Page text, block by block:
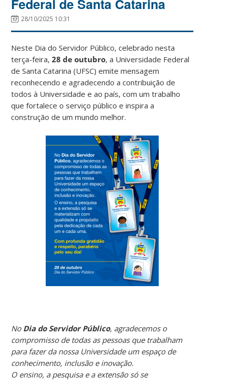
Federal de Santa Catarina
28/10/2025 10:31
Neste Dia do Servidor Público, celebrado nesta
terça-feira,28 de outubro, a Universidade Federal
de Santa Catarina (UFSC) emite mensagem
reconhecendo e agradecendo a contribuição de
todos à Universidade e ao país, com um trabalho
que fortalece o serviço público e inspira a
construção de um mundo melhor.
NoDia do Servidor Público, agradecemos o
compromisso de todas as pessoas que trabalham
para fazer da nossa Universidade um espaço de
conhecimento, inclusão e inovação.
O ensino, a pesquisa e a extensão só se